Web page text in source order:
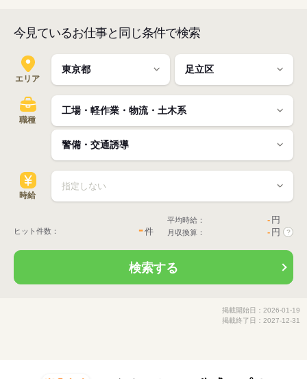
今見ているお仕事と同じ条件で検索
エリア
職種
時給
ヒット件数： -件
平均時給： - 円
月収換算： - 円 ?
検索する
掲載開始日：2026-01-19
掲載終了日：2027-12-31